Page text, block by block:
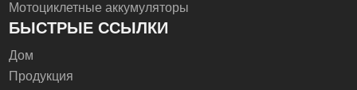
Мотоциклетные аккумуляторы
БЫСТРЫЕ ССЫЛКИ
Дом
Продукция